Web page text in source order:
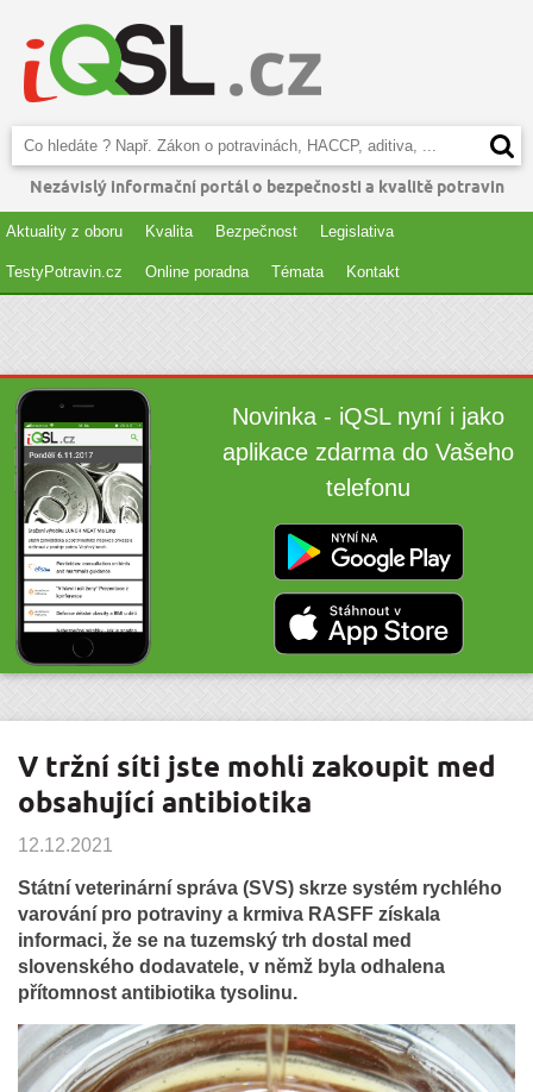
Nezávislý informační portál o bezpečnosti a kvalitě potravin
Aktuality z oboru Kvalita Bezpečnost Legislativa
TestyPotravin.cz Online poradna Témata Kontakt
Novinka - iQSL nyní i jako
aplikace zdarma do Vašeho
telefonu
V tržní síti jste mohli zakoupit med
obsahující antibiotika
12.12.2021
Státní veterinární správa (SVS) skrze systém rychlého
varování pro potraviny a krmiva RASFF získala
informaci, že se na tuzemský trh dostal med
slovenského dodavatele, v němž byla odhalena
přítomnost antibiotika tysolinu.